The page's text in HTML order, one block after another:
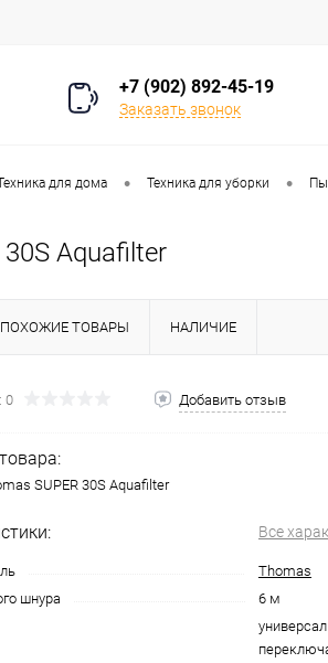
+7 (902) 892-45-19
Заказать звонок
для дома • Техника для уборки •
Aquafilter
ПОХОЖИЕ ТОВАРЫ НАЛИЧИЕ
0 Добавить отзыв
SUPER 30S Aquafilter
Все
Thomas
шнура
6 м